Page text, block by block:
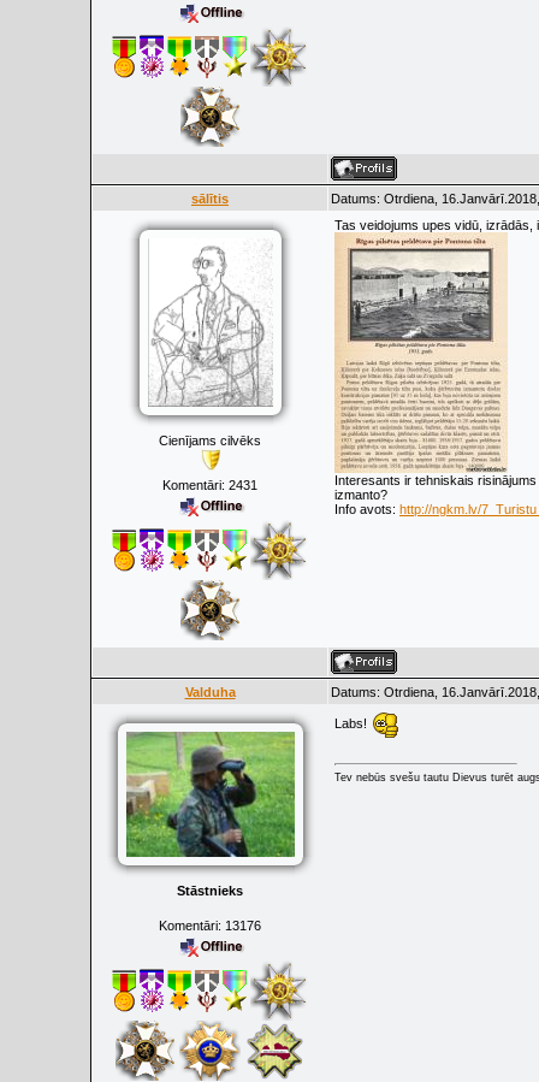
sālītis Datums: Otrdiena,
Cienījams cilvēks
Komentāri: 2431
Tas veidojums upes vidū, izrādās,
Interesants ir tehniskais
izmanto?
Info avots: http://ngkm.lv/
Valduha Datums: Otrdiena,
Stāstnieks
Komentāri: 13176
Labs!
Tev nebūs svešu tautu Dievus turēt